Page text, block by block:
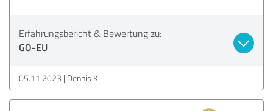
Erfahrungsbericht & Bewertung zu:
GO-EU
05.11.2023 Dennis K.